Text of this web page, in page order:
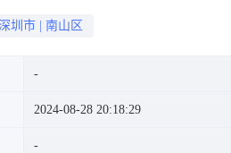
)的公告
圳市 南山区
2024-08-28 20:18:29